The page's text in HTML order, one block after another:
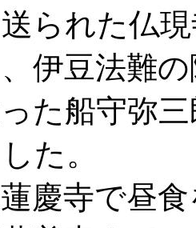
られた仏
伊豆法難
た船守弥
た。
慶寺で昼